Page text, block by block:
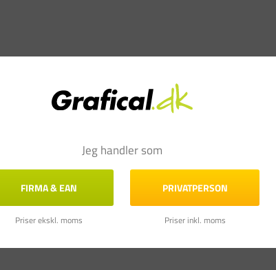
Jeg handler som
FIRMA & EAN
Priser ekskl. moms
PRIVATPERSON
Priser inkl. moms